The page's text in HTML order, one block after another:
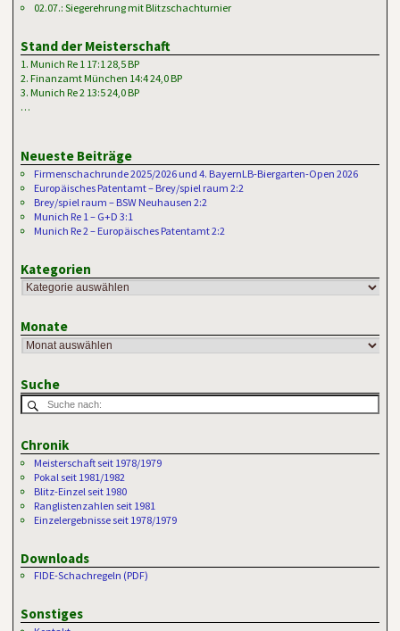
02.07.: Siegerehrung mit Blitzschachturnier
Stand der Meisterschaft
1. Munich Re 1 17:1 28,5 BP
2. Finanzamt München 14:4 24,0 BP
3. Munich Re 2 13:5 24,0 BP
…
Neueste Beiträge
Firmenschachrunde 2025/2026 und 4. BayernLB-Biergarten-Open 2026
Europäisches Patentamt – Brey/spiel raum 2:2
Brey/spiel raum – BSW Neuhausen 2:2
Munich Re 1 – G+D 3:1
Munich Re 2 – Europäisches Patentamt 2:2
Kategorien
Monate
Suche
Chronik
Meisterschaft seit 1978/1979
Pokal seit 1981/1982
Blitz-Einzel seit 1980
Ranglistenzahlen seit 1981
Einzelergebnisse seit 1978/1979
Downloads
FIDE-Schachregeln (PDF)
Sonstiges